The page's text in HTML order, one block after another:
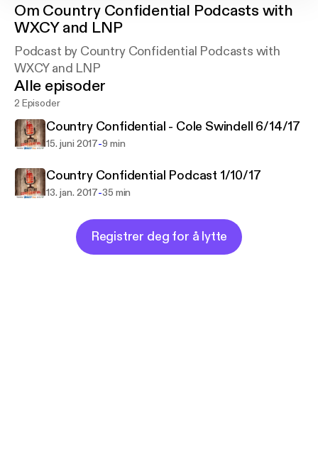
Om Country Confidential Podcasts with
WXCY and LNP
Podcast by Country Confidential Podcasts with
WXCY and LNP
Alle episoder
2 Episoder
Country Confidential - Cole Swindell 6/14/17
15. juni 2017-9 min
Country Confidential Podcast 1/10/17
13. jan. 2017-35 min
Registrer deg for å lytte